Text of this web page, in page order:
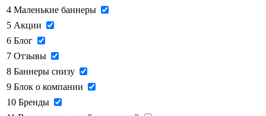
4 Маленькие баннеры
5 Акции
6 Блог
7 Отзывы
8 Баннеры снизу
9 Блок о компании
10 Бренды